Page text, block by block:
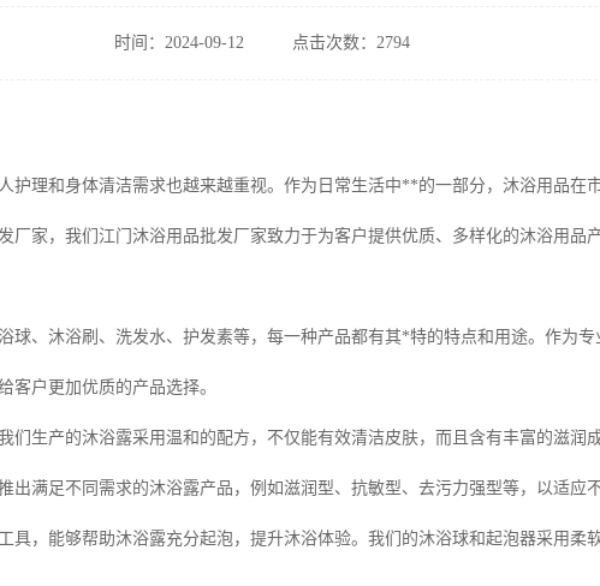
时间：2024-09-12 点击次数：2794
护理和身体清洁需求也越来越重视。作为日常生活中**的一部分，沐浴用品在
厂家，我们江门沐浴用品批发厂家致力于为客户提供优质、多样化的沐浴用品
球、沐浴刷、洗发水、护发素等，每一种产品都有其*特的特点和用途。作为
客户更加优质的产品选择。
们生产的沐浴露采用温和的配方，不仅能有效清洁皮肤，而且含有丰富的滋润
出满足不同需求的沐浴露产品，例如滋润型、抗敏型、去污力强型等，以适应
具，能够帮助沐浴露充分起泡，提升沐浴体验。我们的沐浴球和起泡器采用柔